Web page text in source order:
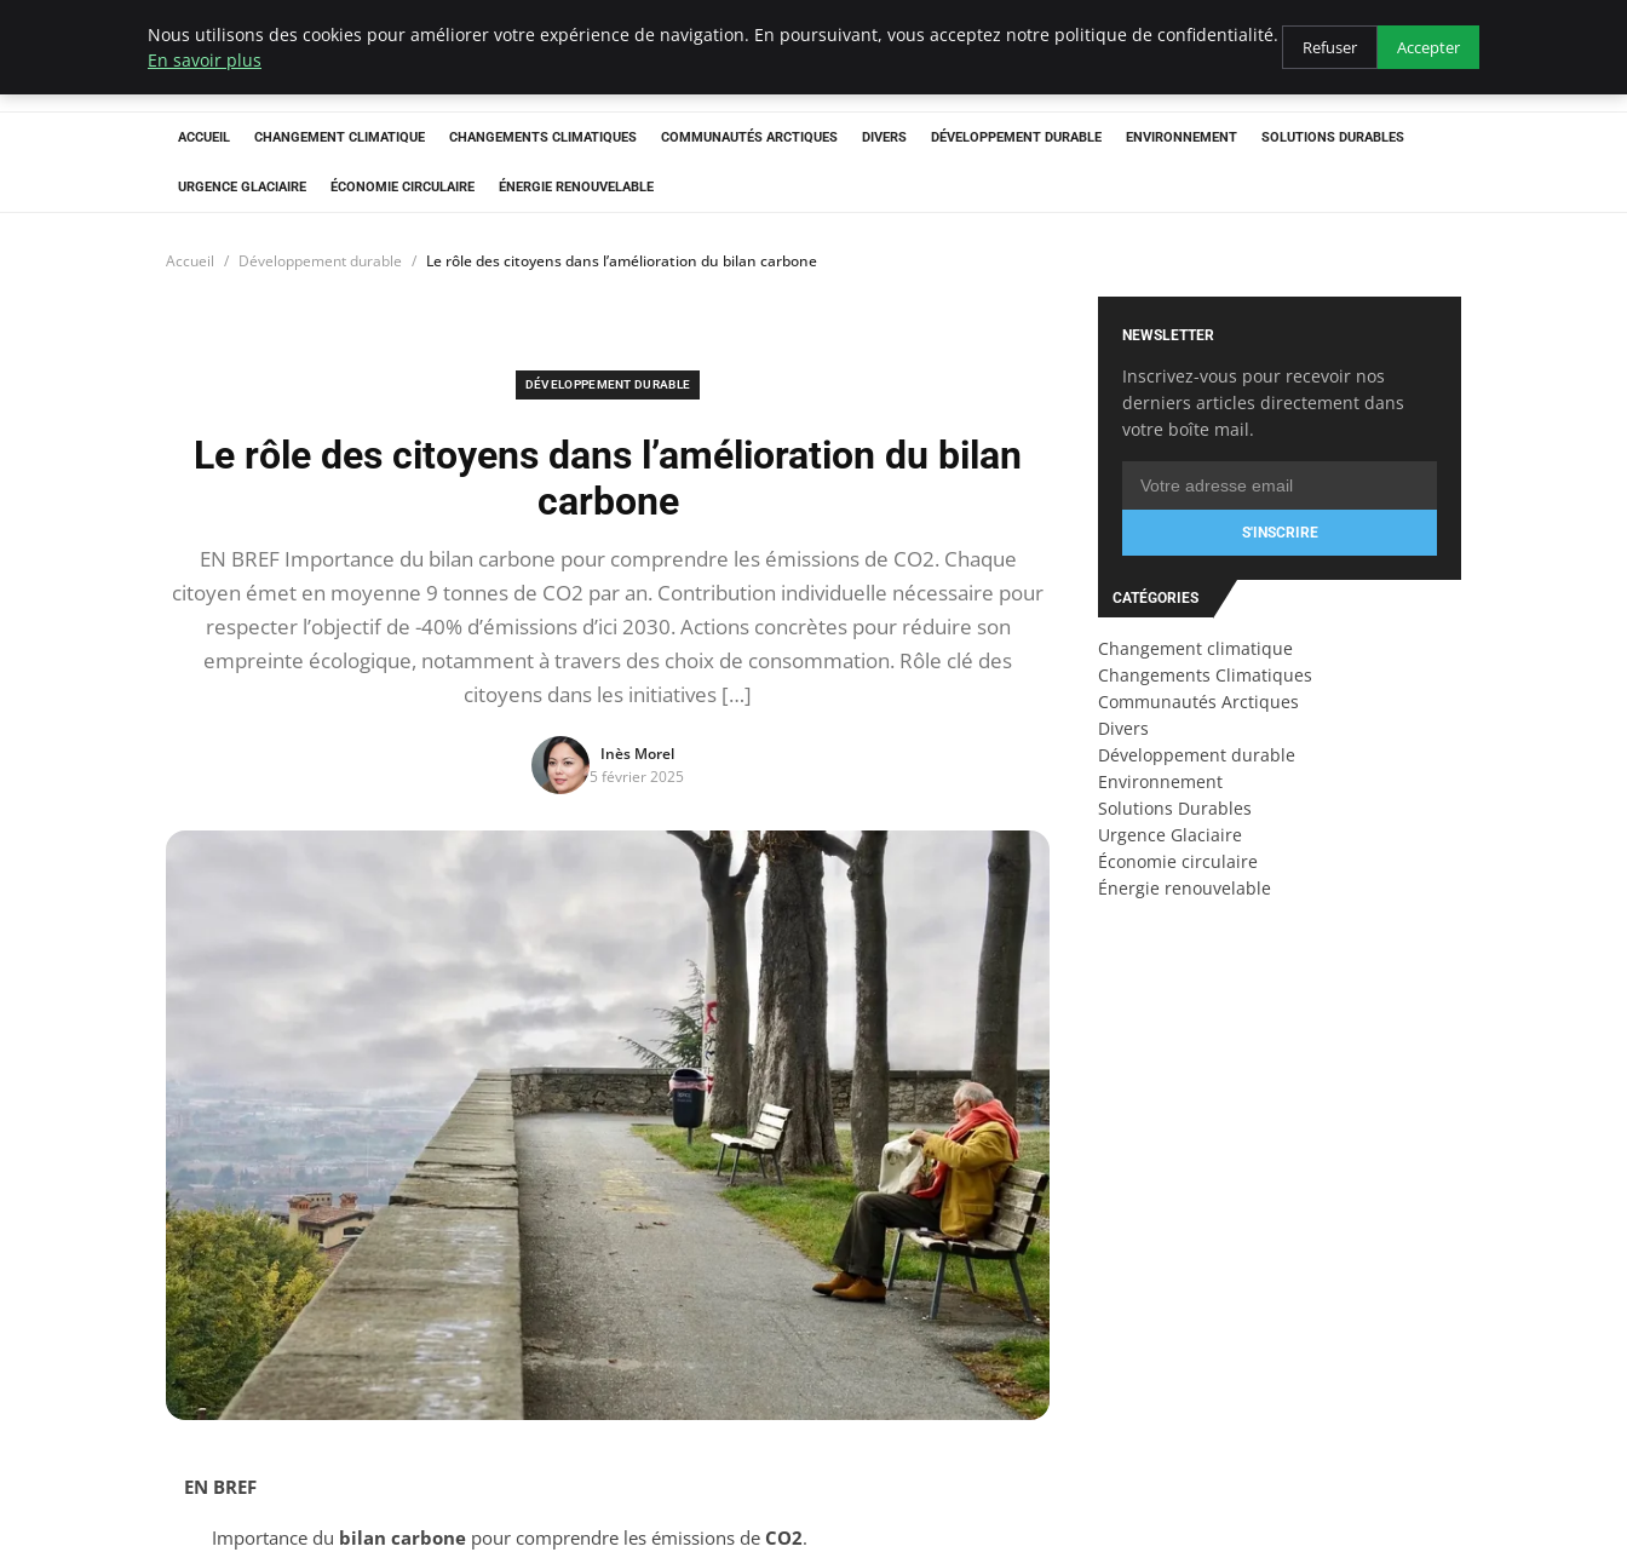
Arcticclimateemergency
ACCUEIL CHANGEMENT CLIMATIQUE CHANGEMENTS CLIMATIQUES COMMUNAUTÉS ARCTIQUES DIVERS DÉVELOPPEMENT DURABLE ENVIRONNEMENT SOLUTIONS DURABLES
URGENCE GLACIAIRE ÉCONOMIE CIRCULAIRE ÉNERGIE RENOUVELABLE
Accueil Développement durable Le rôle des citoyens dans l’amélioration du bilan carbone
DÉVELOPPEMENT DURABLE
Le rôle des citoyens dans l’amélioration du bilan
carbone
EN BREF Importance du bilan carbone pour comprendre les émissions de CO2. Chaque
citoyen émet en moyenne 9 tonnes de CO2 par an. Contribution individuelle nécessaire pour
respecter l’objectif de -40% d’émissions d’ici 2030. Actions concrètes pour réduire son
empreinte écologique, notamment à travers des choix de consommation. Rôle clé des
citoyens dans les initiatives […]
Inès Morel
5 février 2025
EN BREF
Importance du bilan carbonepour comprendre les émissions de CO2.
NEWSLETTER
Inscrivez-vous pour recevoir nos
derniers articles directement dans
votre boîte mail.
S'INSCRIRE
CATÉGORIES
Changement climatique
Changements Climatiques
Communautés Arctiques
Divers
Développement durable
Environnement
Solutions Durables
Urgence Glaciaire
Économie circulaire
Énergie renouvelable
Nous utilisons des cookies pour améliorer votre expérience de navigation. En poursuivant, vous acceptez notre politique de confidentialité.
En savoir plus
Refuser Accepter